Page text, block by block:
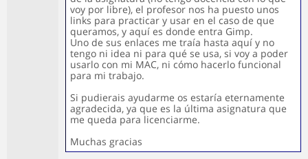
voy por libre), el profesor nos ha puesto unos
links para practicar y usar en el caso de que
queramos, y aquí es donde entra Gimp.
Uno de sus enlaces me traía hasta aquí y no
tengo ni idea ni para qué se usa, si voy a poder
usarlo con mi MAC, ni cómo hacerlo funcional
para mi trabajo.
Si pudierais ayudarme os estaría eternamente
agradecida, ya que es la última asignatura que
me queda para licenciarme.
Muchas gracias